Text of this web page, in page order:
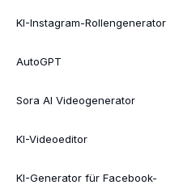
KI-Instagram-Rollengenerator
AutoGPT
Sora AI Videogenerator
KI-Videoeditor
KI-Generator für Facebook-